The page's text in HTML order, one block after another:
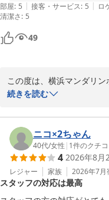
フロントの方も笑顔で対応
ただ、桜木町駅方面から歩
部屋: 5 | 接客・サービス: 5 | ロ
清潔さ: 5
49
この度は、横浜マンダリ
うございます。
しました。
お部屋は、一部改装をい
そんな中でも、スタッフ
思います。
ご滞在中「こんなものが
ったな」など、他にも気に
申し付けくださいませ。
続きを読む
ニコ×2ちゃん
40代/女性 | 1件のクチコ
4 2026年8月
レジャー 家族 2026年7月
スタッフの対応は最高